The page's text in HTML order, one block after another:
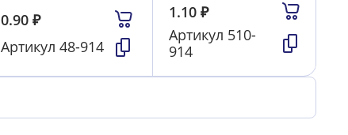
0.90₽
Артикул48-914
1.10 ₽
Артикул 510-
914